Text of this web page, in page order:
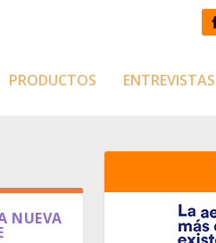
PRODUCTOS ENTREVISTAS
NUEVA